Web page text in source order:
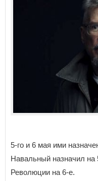
5-го и 6 мая ими
Навальный назначил
Революции на 6-е.